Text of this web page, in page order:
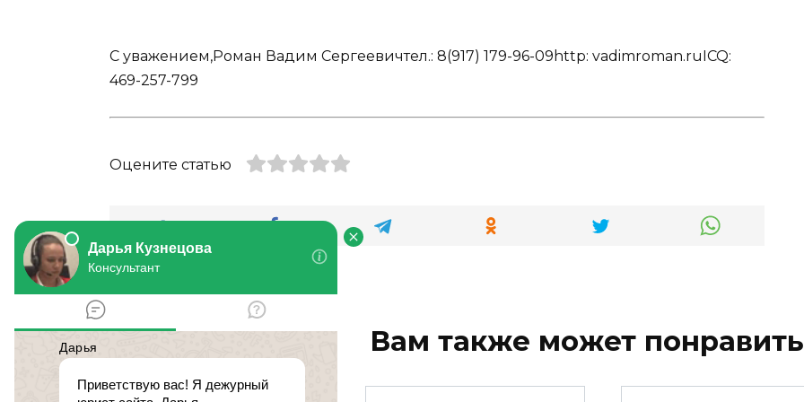
С уважением,Роман Вадим Сергеевичтел.: 8(917) 179-96-09http: vadimroman.ruICQ:
469-257-799
Оцените статью
Вам также может